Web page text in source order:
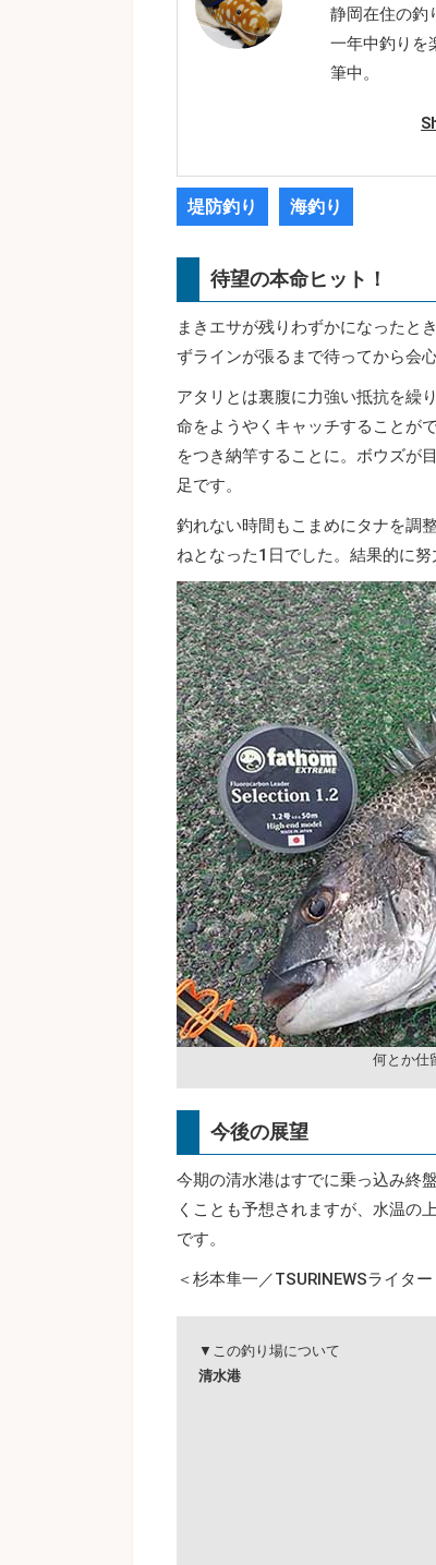
静岡在住の釣
一年中釣りを
筆中。
堤防釣り 海釣り
待望の本命ヒット！
まきエサが残りわずかになったと
ずラインが張るまで待ってから会
アタリとは裏腹に力強い抵抗を繰
命をようやくキャッチすることが
をつき納竿することに。ボウズが
足です。
釣れない時間もこまめにタナを調
ねとなった1日でした。結果的に
何とか仕
今後の展望
今期の清水港はすでに乗っ込み終
くことも予想されますが、水温の
です。
＜杉本隼一／TSURINEWSライター
▼この釣り場について
清水港